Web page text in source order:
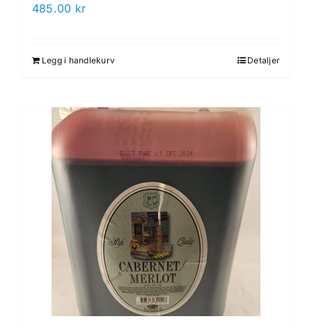
485.00 kr
Legg i handlekurv Detaljer